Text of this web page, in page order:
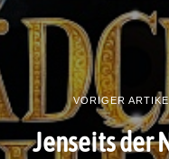
VORIGER ARTIKEL
Jenseits der